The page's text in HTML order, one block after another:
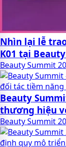
Nhìn lại lễ
K01 tại
Beauty Summit
Beauty
thương hiệu
Beauty Summit